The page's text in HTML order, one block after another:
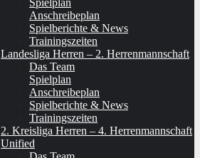
Spielplan
Anschreibeplan
Spielberichte & News
Trainingszeiten
Landesliga Herren – 2. Herrenmannschaft
Das Team
Spielplan
Anschreibeplan
Spielberichte & News
Trainingszeiten
2. Kreisliga Herren – 4. Herrenmannschaft
Unified